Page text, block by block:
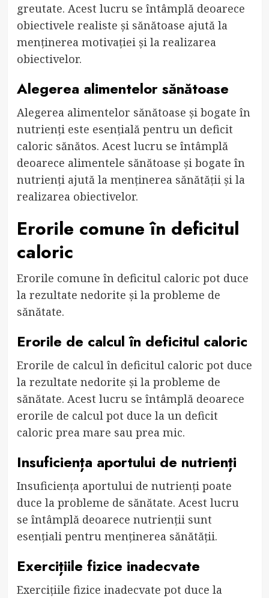
greutate. Acest lucru se întâmplă deoarece
obiectivele realiste și sănătoase ajută la
menținerea motivației și la realizarea
obiectivelor.
Alegerea alimentelor sănătoase
Alegerea alimentelor sănătoase și bogate în
nutrienți este esențială pentru un deficit
caloric sănătos. Acest lucru se întâmplă
deoarece alimentele sănătoase și bogate în
nutrienți ajută la menținerea sănătății și la
realizarea obiectivelor.
Erorile comune în deficitul
caloric
Erorile comune în deficitul caloric pot duce
la rezultate nedorite și la probleme de
sănătate.
Erorile de calcul în deficitul caloric
Erorile de calcul în deficitul caloric pot duce
la rezultate nedorite și la probleme de
sănătate. Acest lucru se întâmplă deoarece
erorile de calcul pot duce la un deficit
caloric prea mare sau prea mic.
Insuficiența aportului de nutrienți
Insuficiența aportului de nutrienți poate
duce la probleme de sănătate. Acest lucru
se întâmplă deoarece nutrienții sunt
esențiali pentru menținerea sănătății.
Exercițiile fizice inadecvate
Exercițiile fizice inadecvate pot duce la